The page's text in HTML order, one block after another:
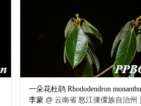
一朵花杜鹃 Rhododendron
李蒙 @ 云南省 怒江傈僳族自治州